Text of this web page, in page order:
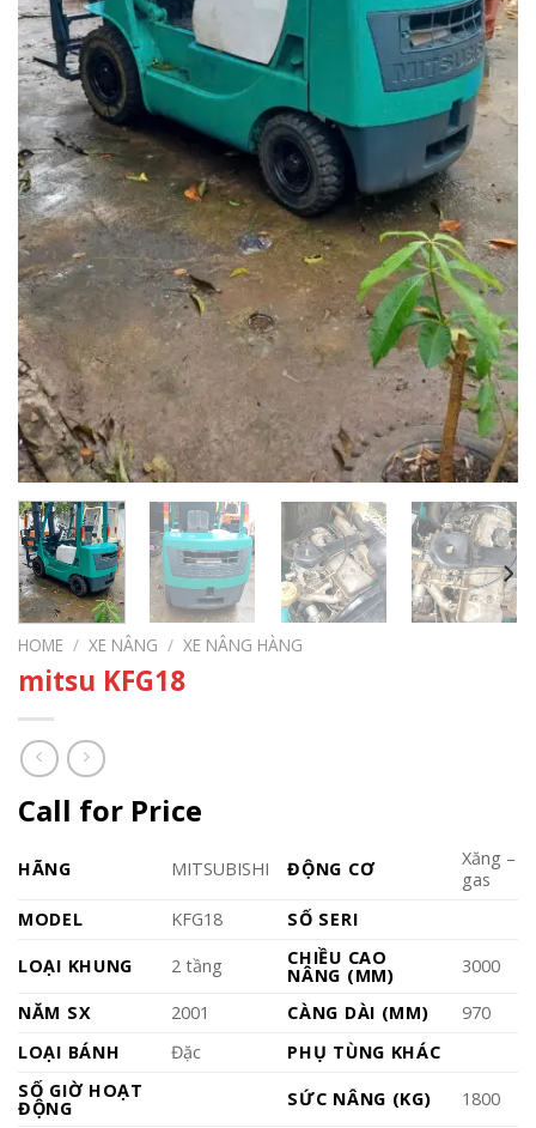
HOME / XE NÂNG / XE NÂNG HÀNG
mitsu KFG18
Call for Price
HÃNG MITSUBISHI ĐỘNG CƠ
Xăng –
gas
MODEL
KFG18 SỐ SERI
LOẠI KHUNG 2 tầng CHIỀU CAO
NÂNG (MM) 3000
NĂM SX 2001 CÀNG DÀI (MM)
970
LOẠI BÁNH
Đặc
PHỤ TÙNG KHÁC
SỐ GIỜ HOẠT
ĐỘNG SỨC NÂNG (KG) 1800